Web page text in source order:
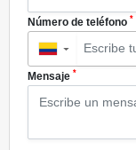
Número de teléfono *
▼
Mensaje *